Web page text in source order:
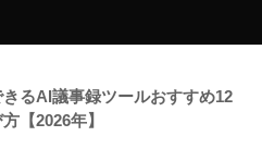
るAI議事録ツールおすすめ12
【2026年】